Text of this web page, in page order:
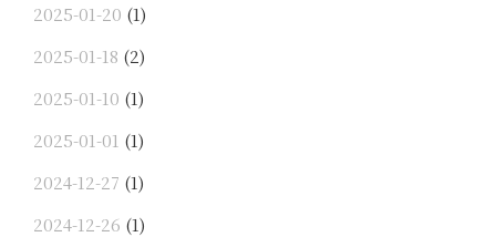
2025-01-20 (1)
2025-01-18 (2)
2025-01-10 (1)
2025-01-01 (1)
2024-12-27 (1)
2024-12-26 (1)